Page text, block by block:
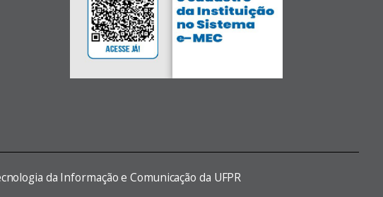
da Informação e Comunicação da UFPR